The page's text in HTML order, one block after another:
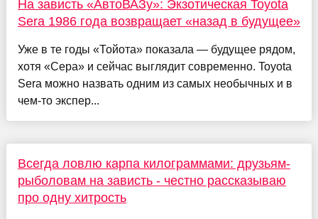
На зависть «АвтоВАЗу»: Экзотическая Toyota
Sera 1986 года возвращает «назад в будущее»
Уже в те годы «Тойота» показала — будущее рядом,
хотя «Сера» и сейчас выглядит современно. Toyota
Sera можно назвать одним из самых необычных и в
чем-то экспер...
Всегда ловлю карпа килограммами: друзьям-
рыболовам на зависть - честно рассказываю
про одну хитрость